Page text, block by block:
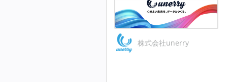
株式会社unerry